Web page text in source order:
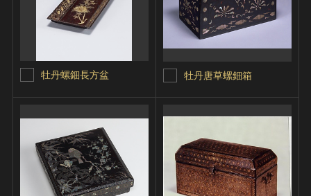
牡丹螺鈿長方盆 牡丹唐草螺鈿箱